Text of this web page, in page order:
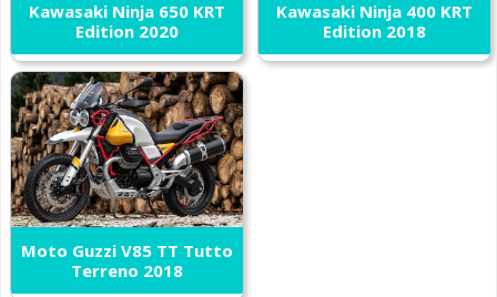
Kawasaki Ninja 650 KRT
Edition 2020
Kawasaki Ninja 400 KRT
Edition 2018
Moto Guzzi V85 TT Tutto
Terreno 2018